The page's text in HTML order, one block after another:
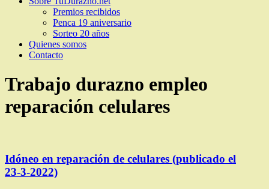
Premios recibidos
Penca 19 aniversario
Sorteo 20 años
Quienes somos
Contacto
Trabajo durazno empleo
reparación celulares
Idóneo en reparación de celulares (publicado el
23-3-2022)